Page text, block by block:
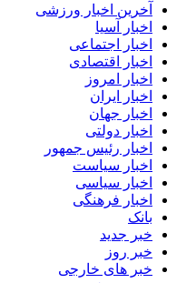
آخرین اخبار ورزشی
اخبار آسیا
اخبار اجتماعی
اخبار اقتصادی
اخبار امروز
اخبار ایران
اخبار جهان
اخبار دولتی
اخبار رئیس جمهور
اخبار سیاست
اخبار سیاسی
اخبار فرهنگی
بانک
خبر جدید
خبر روز
خبر های خارجی